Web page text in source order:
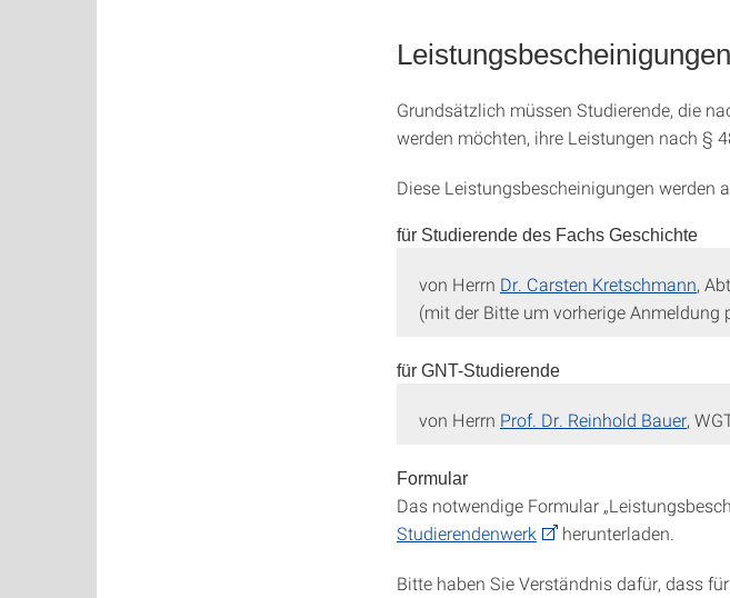
Grundsätzlich müssen Studierende, die
werden möchten, ihre Leistungen nach §
Diese Leistungsbescheinigungen
für Studierende des Fachs Geschichte
von Herrn Dr. Carsten Kretschmann,
(mit der Bitte um vorherige Anmeldung
für GNT-Studierende
von Herrn Prof. Dr. Reinhold Bauer,
Formular
Das notwendige Formular
Studierendenwerk
herunterladen.
Bitte haben Sie Verständnis dafür, dass